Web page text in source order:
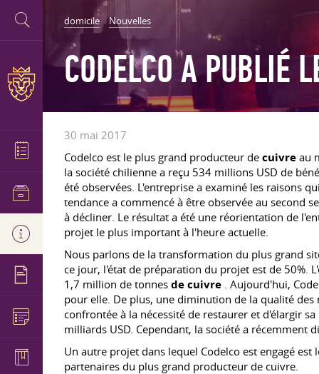
domicile Nouvelles
CODELCO A PUBLIÉ
30 mai 2017
Codelco est le plus grand producteur de cuivre au
la société chilienne a reçu 534 millions USD de
été observées. L'entreprise a examiné les raisons
tendance a commencé à être observée au second
à décliner. Le résultat a été une réorientation de
projet le plus important à l'heure actuelle.
Nous parlons de la transformation du plus grand
ce jour, l'état de préparation du projet est de 50%.
1,7 million de tonnes de cuivre . Aujourd'hui,
pour elle. De plus, une diminution de la qualité
confrontée à la nécessité de restaurer et d'élargir
milliards USD. Cependant, la société a récemment
Un autre projet dans lequel Codelco est engagé
partenaires du plus grand producteur de cuivre.